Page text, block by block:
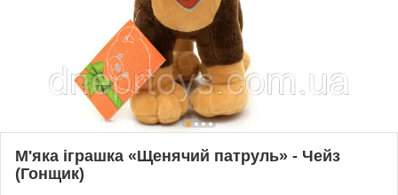
М'яка іграшка «Щенячий патруль» - Чейз
(Гонщик)